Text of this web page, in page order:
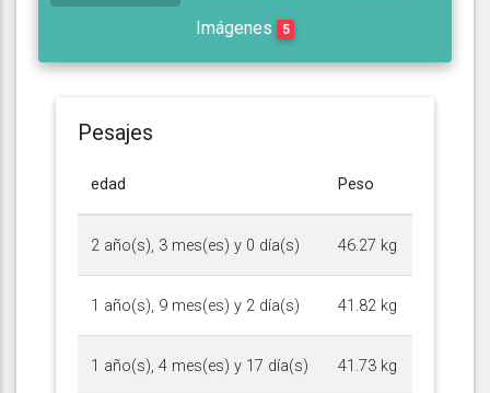
Imágenes 5
Pesajes
edad Peso
2 año(s), 3 mes(es) y 0 día(s) 46.27 kg
1 año(s), 9 mes(es) y 2 día(s) 41.82 kg
1 año(s), 4 mes(es) y 17 día(s) 41.73 kg